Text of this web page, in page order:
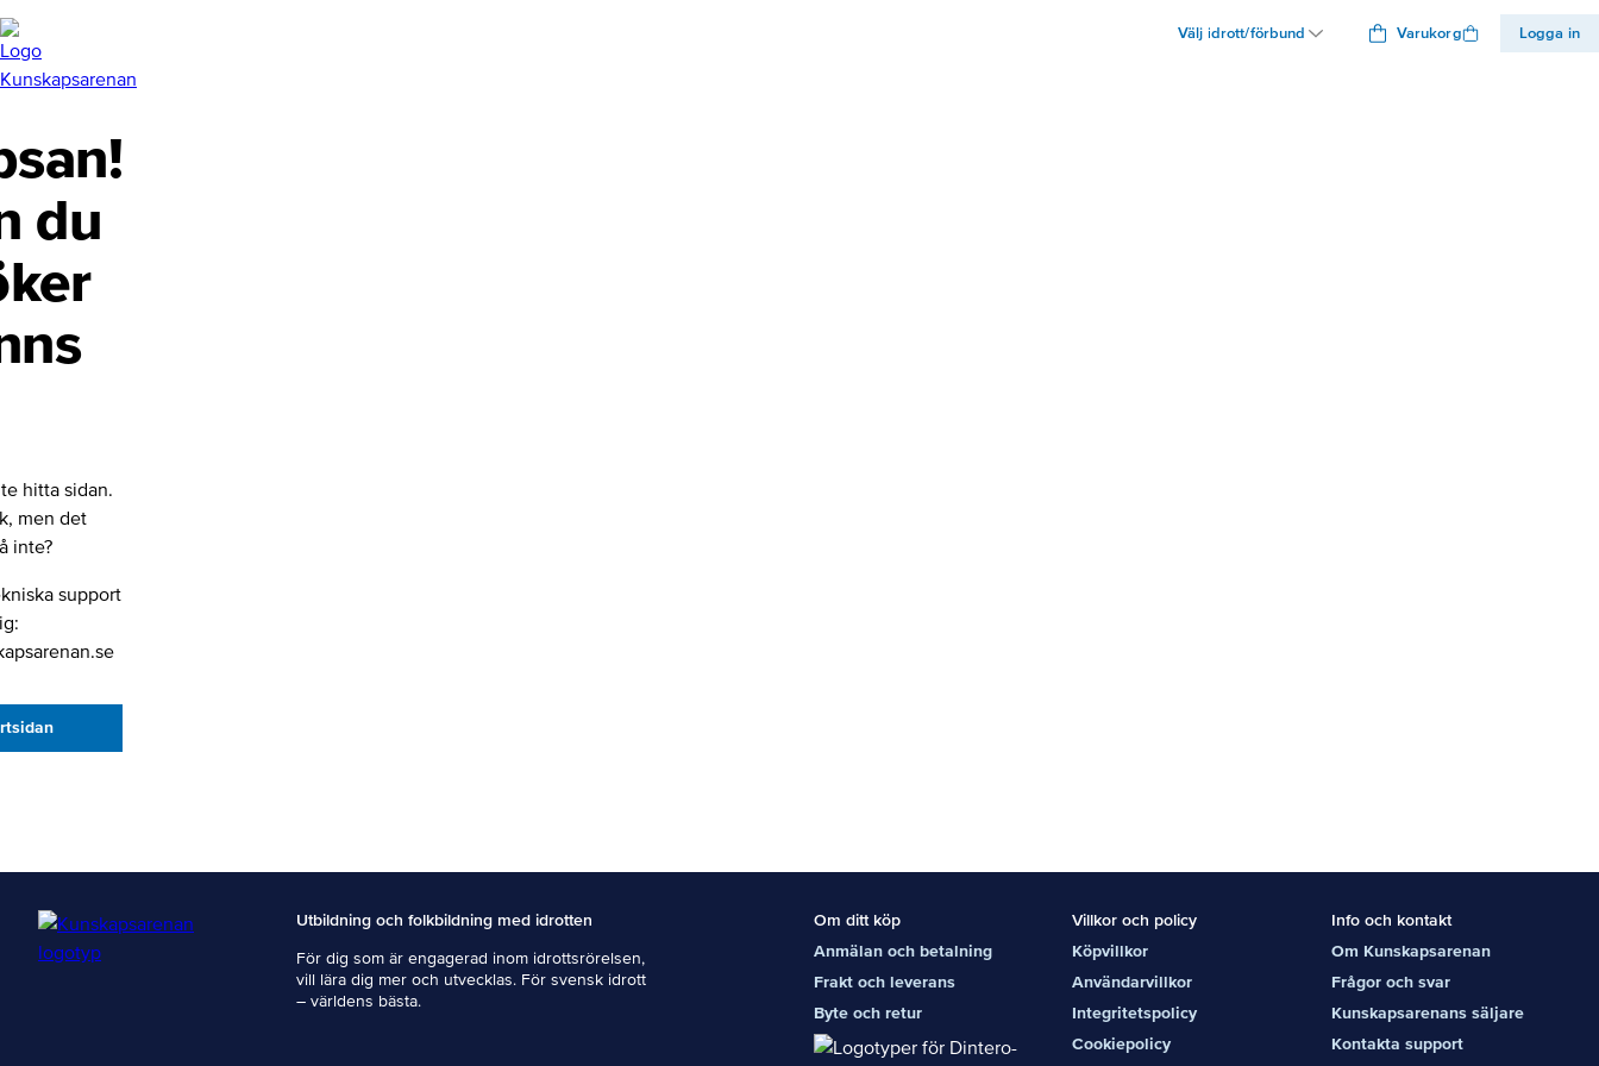
Välj idrott/förbund Varukorg Logga in
du
hitta sidan.
men det
inte?
support
Utbildning och folkbildning med idrotten
För dig som är engagerad inom idrottsrörelsen,
vill lära dig mer och utvecklas. För svensk idrott
– världens bästa.
Om ditt köp
Anmälan och betalning
Frakt och leverans
Byte och retur
Villkor och policy
Köpvillkor
Användarvillkor
Integritetspolicy
Cookiepolicy
Info och kontakt
Om Kunskapsarenan
Frågor och svar
Kunskapsarenans säljare
Kontakta support